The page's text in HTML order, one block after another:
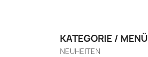
KATEGORIE / MENÜ
NEUHEITEN